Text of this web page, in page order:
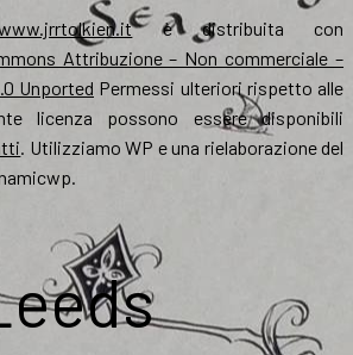
è distribuita con
Attribuzione – Non commerciale –
Unported Permessi ulteriori rispetto alle
licenza possono essere disponibili
. Utilizziamo WP e una rielaborazione del